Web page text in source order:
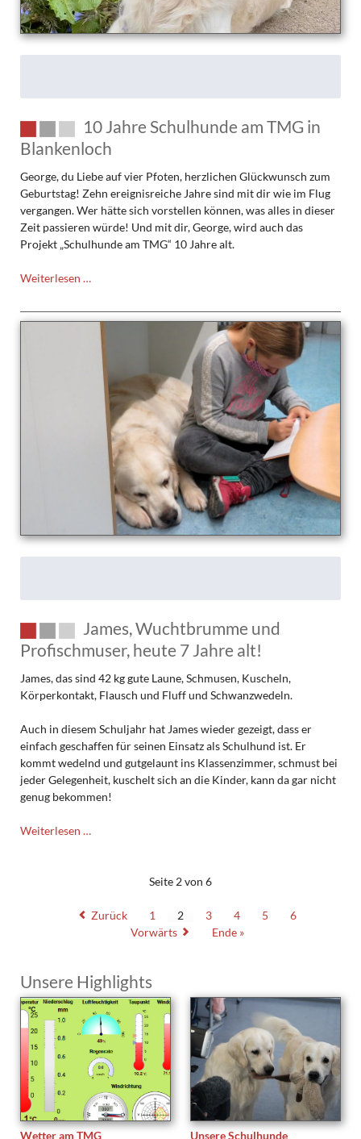
10 Jahre Schulhunde am TMG in
Blankenloch
George, du Liebe auf vier Pfoten, herzlichen Glückwunsch zum
Geburtstag! Zehn ereignisreiche Jahre sind mit dir wie im Flug
vergangen. Wer hätte sich vorstellen können, was alles in dieser
Zeit passieren würde! Und mit dir, George, wird auch das
Projekt „Schulhunde am TMG“ 10 Jahre alt.
Weiterlesen …
Schulhunde
am
TMG
Blankenloch
James, Wuchtbrumme und
Profischmuser, heute 7 Jahre alt!
James, das sind 42 kg gute Laune, Schmusen, Kuscheln,
Körperkontakt, Flausch und Fluff und Schwanzwedeln.
Auch in diesem Schuljahr hat James wieder gezeigt, dass er
einfach geschaffen für seinen Einsatz als Schulhund ist. Er
kommt wedelnd und gutgelaunt ins Klassenzimmer, schmust bei
jeder Gelegenheit, kuschelt sich an die Kinder, kann da gar nicht
genug bekommen!
Weiterlesen …
Profischmuser,
7
Seite 2 von 6
Zurück 1 2 3 4 5
6
Vorwärts
Ende »
Unsere Highlights
Wetter am TMG Unsere Schulhunde